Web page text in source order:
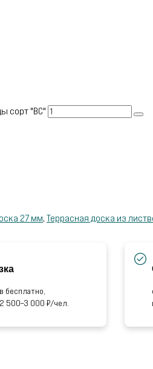
сорт "ВС"
27 мм, Террасная доска из
бесплатно,
500–3 000 ₽/чел.